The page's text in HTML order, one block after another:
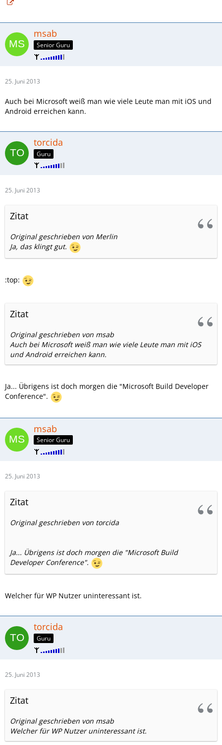
msab
Senior Guru
25. Juni 2013
Auch bei Microsoft weiß man wie viele Leute man mit iOS und
Android erreichen kann.
torcida
Guru
25. Juni 2013
Zitat
Original geschrieben von Merlin
Ja, das klingt gut.
:top:
Zitat
Original geschrieben von msab
Auch bei Microsoft weiß man wie viele Leute man mit iOS
und Android erreichen kann.
Ja... Übrigens ist doch morgen die "Microsoft Build Developer
Conference".
msab
Senior Guru
25. Juni 2013
Zitat
Original geschrieben von torcida
Ja... Übrigens ist doch morgen die "Microsoft Build
Developer Conference".
Welcher für WP Nutzer uninteressant ist.
torcida
Guru
25. Juni 2013
Zitat
Original geschrieben von msab
Welcher für WP Nutzer uninteressant ist.